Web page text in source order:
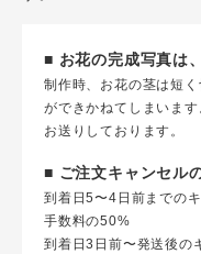
■ お花の完成写真は
制作時、お花の茎は短
ができかねてしまいま
お送りしております。
■ ご注文キャンセル
到着日5〜4日前までの
手数料の50%
到着日3日前〜発送後の